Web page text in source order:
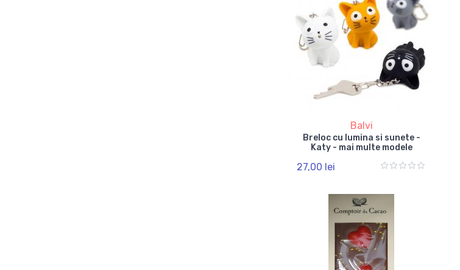
Balvi
Breloc cu lumina si sunete -
Katy - mai multe modele
27,00 lei